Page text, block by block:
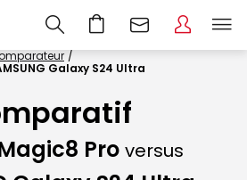
Galaxy S24 Ultra
Pro versus